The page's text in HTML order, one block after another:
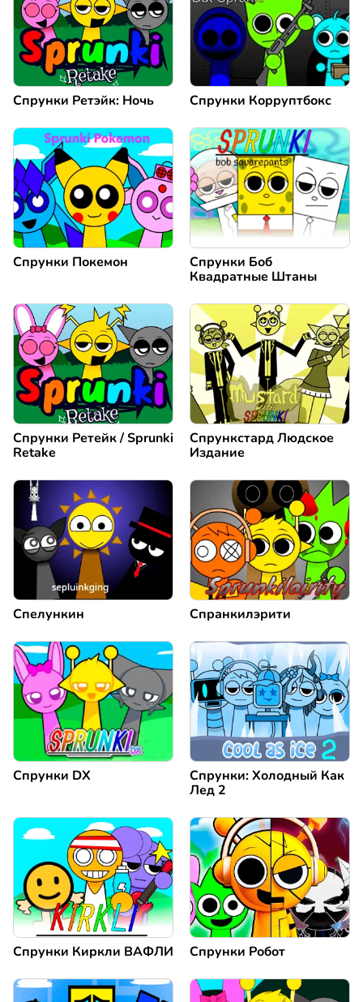
Спрунки Ретэйк: Ночь Спрунки Корруптбокс
Спрунки Покемон
Спрунки Боб
Квадратные Штаны
Спрунки Ретейк / Sprunki
Retake
Спрункстард Людское
Издание
Спелункин Спранкилэрити
Спрунки DX
Спрунки: Холодный Как
Лед 2
Спрунки Киркли ВАФЛИ Спрунки Робот